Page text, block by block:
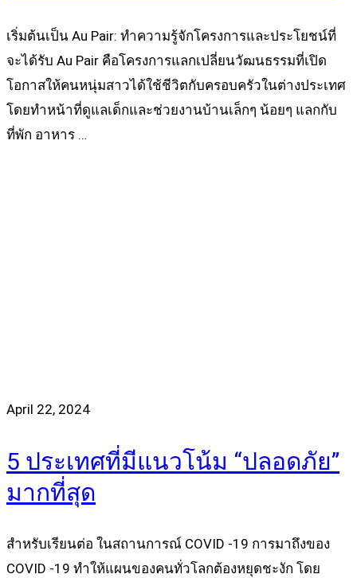
เริ่มต้นเป็น Au Pair: ทำความรู้จักโครงการและประโยชน์ที่
จะได้รับ Au Pair คือโครงการแลกเปลี่ยนวัฒนธรรมที่เปิด
โอกาสให้คนหนุ่มสาวได้ใช้ชีวิตกับครอบครัวในต่างประเทศ
โดยทำหน้าที่ดูแลเด็กและช่วยงานบ้านเล็กๆ น้อยๆ แลกกับ
ที่พัก อาหาร …
April 22, 2024
5 ประเทศที่มีแนวโน้ม “ปลอดภัย”
มากที่สุด
สำหรับเรียนต่อ ในสถานการณ์ COVID -19 การมาถึงของ
COVID -19 ทำให้แผนของคนทั่วโลกต้องหยุดชะงัก โดย